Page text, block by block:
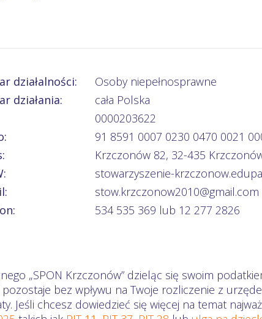
działalności:
Osoby niepełnosprawne
działania:
cała Polska
0000203622
91 8591 0007 0230 0470 0021
Krzczonów 82, 32-435
stowarzyszenie-
stow.krzczonow2010@gmail.com
534 535 369 lub 12 277 2826
„SPON Krzczonów” dzieląc się swoim
bez wpływu na Twoje rozliczenie z
Jeśli chcesz dowiedzieć się więcej na temat